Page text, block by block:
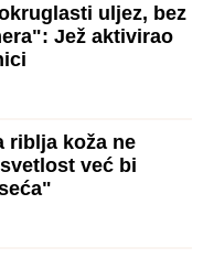
uljez, bez
Jež aktivirao
riblja koža ne
već bi